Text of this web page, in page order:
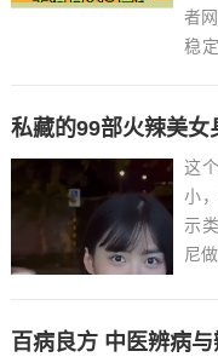
者
稳
需
营
这
小
示
尼
段
百病良方 中医辨病